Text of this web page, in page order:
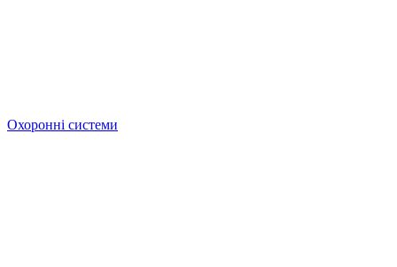
Охоронні системи